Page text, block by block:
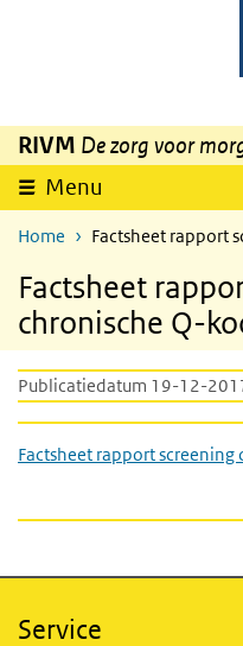
Overslaan en naar de inhoud
RIVM De zorg voor
Menu
Home Factsheet rapport
Factsheet
chronische Q-
Publicatiedatum 19-12-
Factsheet rapport
Service